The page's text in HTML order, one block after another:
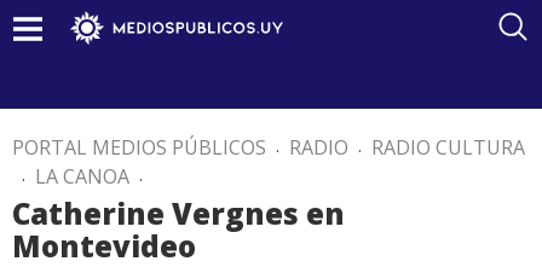
PORTAL MEDIOS PÚBLICOS . RADIO . RADIO CULTURA
. LA CANOA .
Catherine Vergnes en
Montevideo